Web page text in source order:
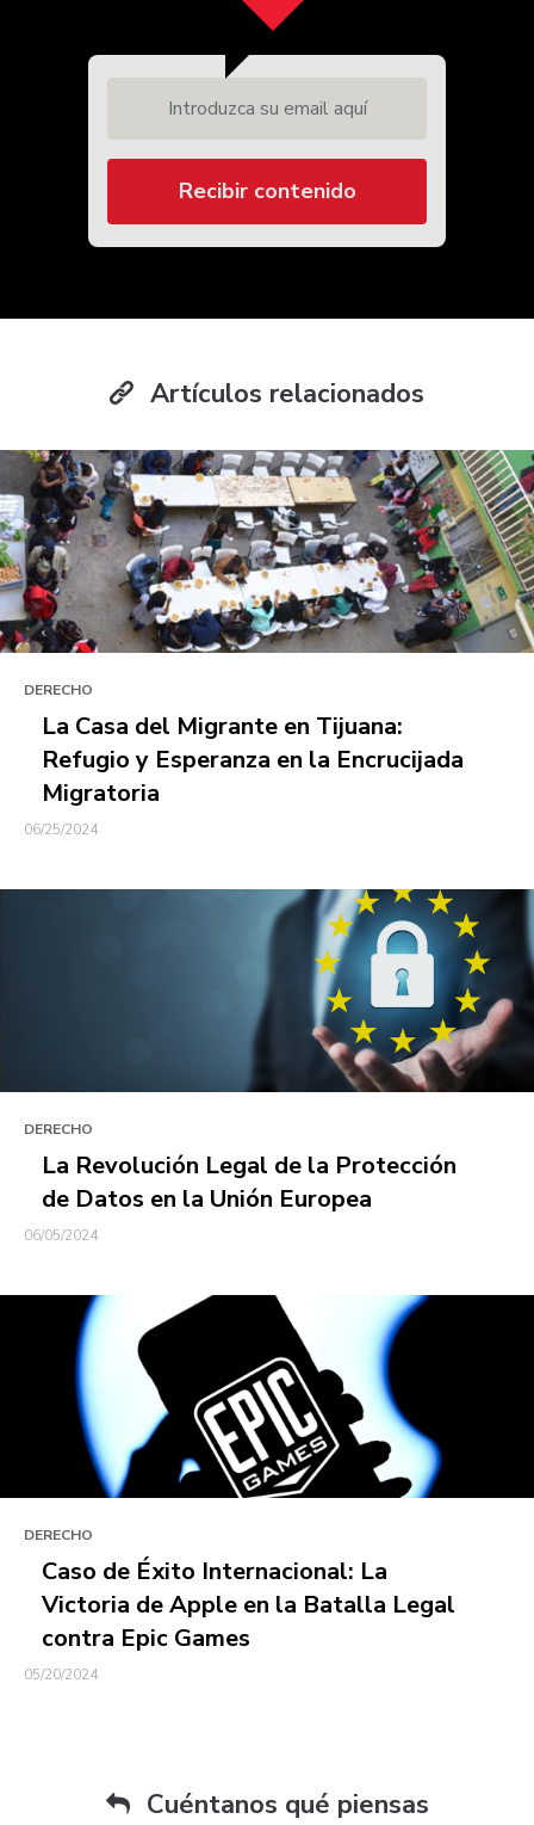
Recibir contenido
Artículos relacionados
DERECHO
La Casa del Migrante en Tijuana:
Refugio y Esperanza en la Encrucijada
Migratoria
06/25/2024
DERECHO
La Revolución Legal de la Protección
de Datos en la Unión Europea
06/05/2024
DERECHO
Caso de Éxito Internacional: La
Victoria de Apple en la Batalla Legal
contra Epic Games
05/20/2024
Cuéntanos qué piensas